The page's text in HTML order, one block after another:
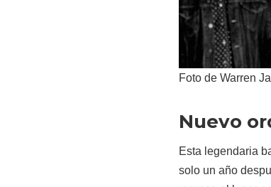
Foto de Warren
Nuevo
Esta legendaria
solo un año